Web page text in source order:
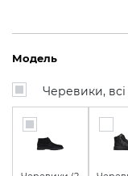
Модель
Черевики, всі